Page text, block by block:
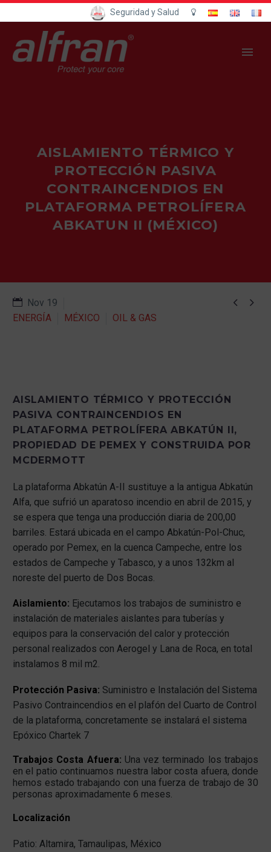
Seguridad y Salud
AISLAMIENTO TÉRMICO Y
PROTECCIÓN PASIVA
CONTRAINCENDIOS EN
PLATAFORMA PETROLÍFERA
ABKATUN II (MÉXICO)
 
Nov 19
ENERGÍA
MÉXICO OIL & GAS
AISLAMIENTO TÉRMICO Y PROTECCIÓN
PASIVA CONTRAINCENDIOS EN
PLATAFORMA PETROLÍFERA ABKATÚN II,
PROPIEDAD DE PEMEX Y CONSTRUIDA POR
MCDERMOTT
La plataforma Abkatún A-II sustituye a la antigua Abkatún
Alfa, que sufrió un aparatoso incendio en abril de 2015, y
se espera que tenga una producción diaria de 200,00
barriles. Estará ubicada en el campo Abkatún-Pol-Chuc,
operado por Pemex, en la cuenca Campeche, entre los
estados de Campeche y Tabasco, y a unos 132km al
noreste del puerto de Dos Bocas.
Aislamiento: Ejecutamos los trabajos de suministro e
instalación de materiales aislantes para tuberías y
equipos para la conservación del calor y protección
personal realizados con Aerogel y Lana de Roca, en total
instalamos 8 mil m2.
Protección Pasiva: Suministro e Instalación del Sistema
Pasivo Contraincendios en el plafón del Cuarto de Control
de la plataforma, concretamente se instalará el sistema
Epóxico Chartek 7
Trabajos Costa Afuera: Una vez terminado los trabajos
en el patio continuamos nuestra labor costa afuera, donde
hemos estado trabajando con una fuerza de trabajo de 30
personas aproximadamente 6 meses.
Localización
Patio: Altamira, Tamaulipas, México